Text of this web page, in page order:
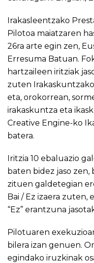
Irakasleentzako
Pilotoa maiatzaren
26ra arte egin zen,
Erresuma Batuan.
hartzaileen iritziak
zuten
eta, orokorrean,
irakaskuntza eta
Creative Engine-ko
batera.
Iritzia 10 ebaluazio
baten bidez jaso
zituen galdetegian
Bai / Ez izaera zuten,
“Ez” erantzuna
Pilotuaren
bilera izan genuen.
egindako iruzkinak